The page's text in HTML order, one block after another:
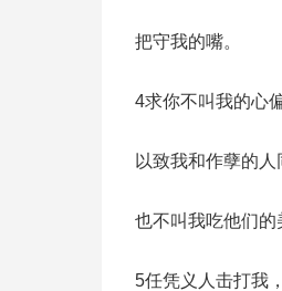
把守我的嘴。
4求你不叫我的心
以致我和作孽的人
也不叫我吃他们的
5任凭义人击打我